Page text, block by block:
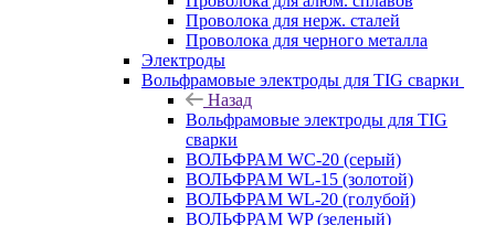
Проволока для нерж. сталей
Проволока для черного металла
Электроды
Вольфрамовые электроды для TIG сварки
Назад
Вольфрамовые электроды для TIG
сварки
ВОЛЬФРАМ WC-20 (серый)
ВОЛЬФРАМ WL-15 (золотой)
ВОЛЬФРАМ WL-20 (голубой)
ВОЛЬФРАМ WP (зеленый)